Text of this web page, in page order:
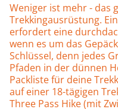
Weniger ist mehr - das
Trekkingausrüstung.
erfordert eine
wenn es um das
Schlüssel, denn jedes
Pfaden in der dünnen
Packliste für deine
auf einer 18-tägigen
Three Pass Hike (mit